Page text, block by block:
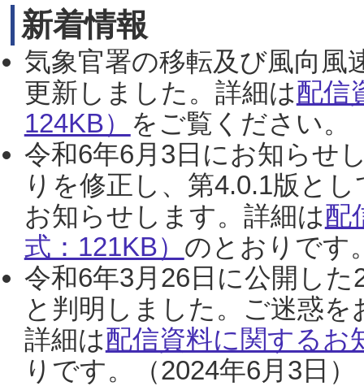
新着情報
気象官署の移転及び風向風
更新しました。詳細は配信
124KB） をご覧ください。
令和6年6月3日にお知らせ
りを修正し、第4.0.1版と
お知らせします。詳細は配
式：121KB） のとおりです
令和6年3月26日に公開し
と判明しました。ご迷惑
詳細は配信資料に関するお
りです。（2024年6月3日）